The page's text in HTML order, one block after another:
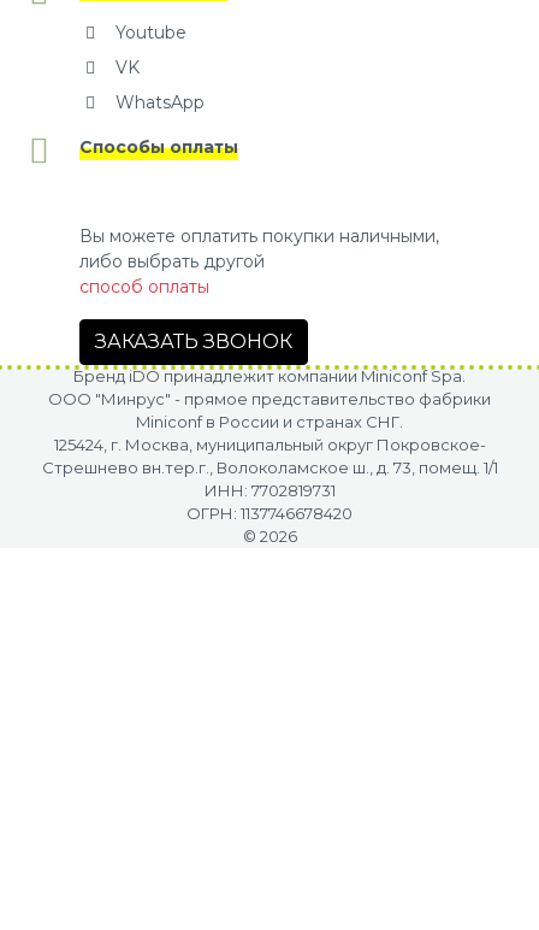
Youtube
VK
WhatsApp
Способы оплаты
Вы можете оплатить покупки наличными,
либо выбрать другой
способ оплаты
ЗАКАЗАТЬ ЗВОНОК
Бренд iDO принадлежит компании Miniconf Spa.
OOO "Минрус" - прямое представительство фабрики
Miniconf в России и странах СНГ.
125424, г. Москва, муниципальный округ Покровское-
Стрешнево вн.тер.г., Волоколамское ш., д. 73, помещ. 1/1
ИНН: 7702819731
ОГРН: 1137746678420
© 2026